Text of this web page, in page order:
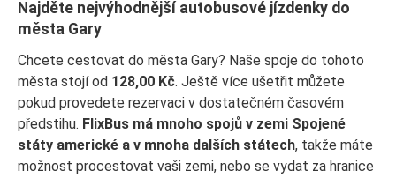
Najděte nejvýhodnější autobusové jízdenky do
města Gary
Chcete cestovat do města Gary? Naše spoje do tohoto
města stojí od 128,00 Kč. Ještě více ušetřit můžete
pokud provedete rezervaci v dostatečném časovém
předstihu. FlixBus má mnoho spojů v zemi Spojené
státy americké a v mnoha dalších státech, takže máte
možnost procestovat vaši zemi, nebo se vydat za hranice